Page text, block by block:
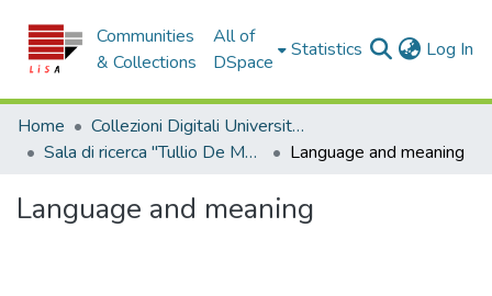
Communities
& Collections
All of
DSpace
Statistics Log In
Home
Collezioni Digitali Università della Calabria
Sala di ricerca "Tullio De Mauro"
Language and meaning
Language and meaning